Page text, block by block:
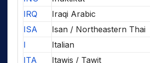
IRQ
Iraqi Arabic
ISA
Isan / Northeastern Thai
I
Italian
ITA
Itawis / Tawit